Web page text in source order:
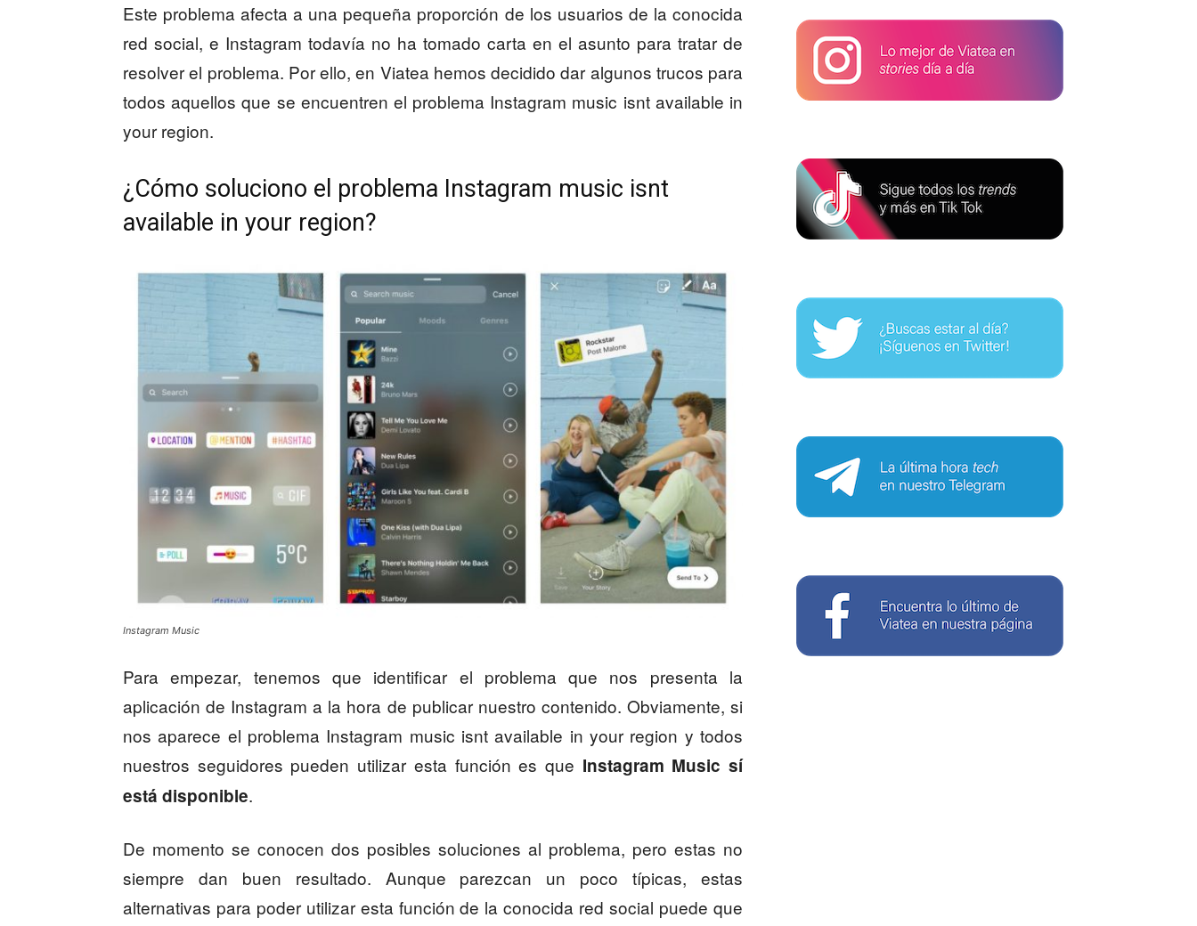
Este problema afecta a una pequeña proporción de los usuarios de la conocida
red social, e Instagram todavía no ha tomado carta en el asunto para tratar de
resolver el problema. Por ello, en Viatea hemos decidido dar algunos trucos para
todos aquellos que se encuentren el problema Instagram music isnt available in
your region.
¿Cómo soluciono el problema Instagram music isnt
available in your region?
Instagram Music
Para empezar, tenemos que identificar el problema que nos presenta la
aplicación de Instagram a la hora de publicar nuestro contenido. Obviamente, si
nos aparece el problema Instagram music isnt available in your region y todos
nuestros seguidores pueden utilizar esta función es que Instagram Music sí
está disponible.
De momento se conocen dos posibles soluciones al problema, pero estas no
siempre dan buen resultado. Aunque parezcan un poco típicas, estas
alternativas para poder utilizar esta función de la conocida red social puede que